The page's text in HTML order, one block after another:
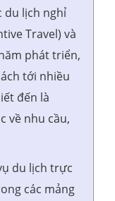
du lịch nghỉ
Travel) và
phát triển,
tới nhiều
đến là
về nhu cầu,
du lịch trực
các mảng